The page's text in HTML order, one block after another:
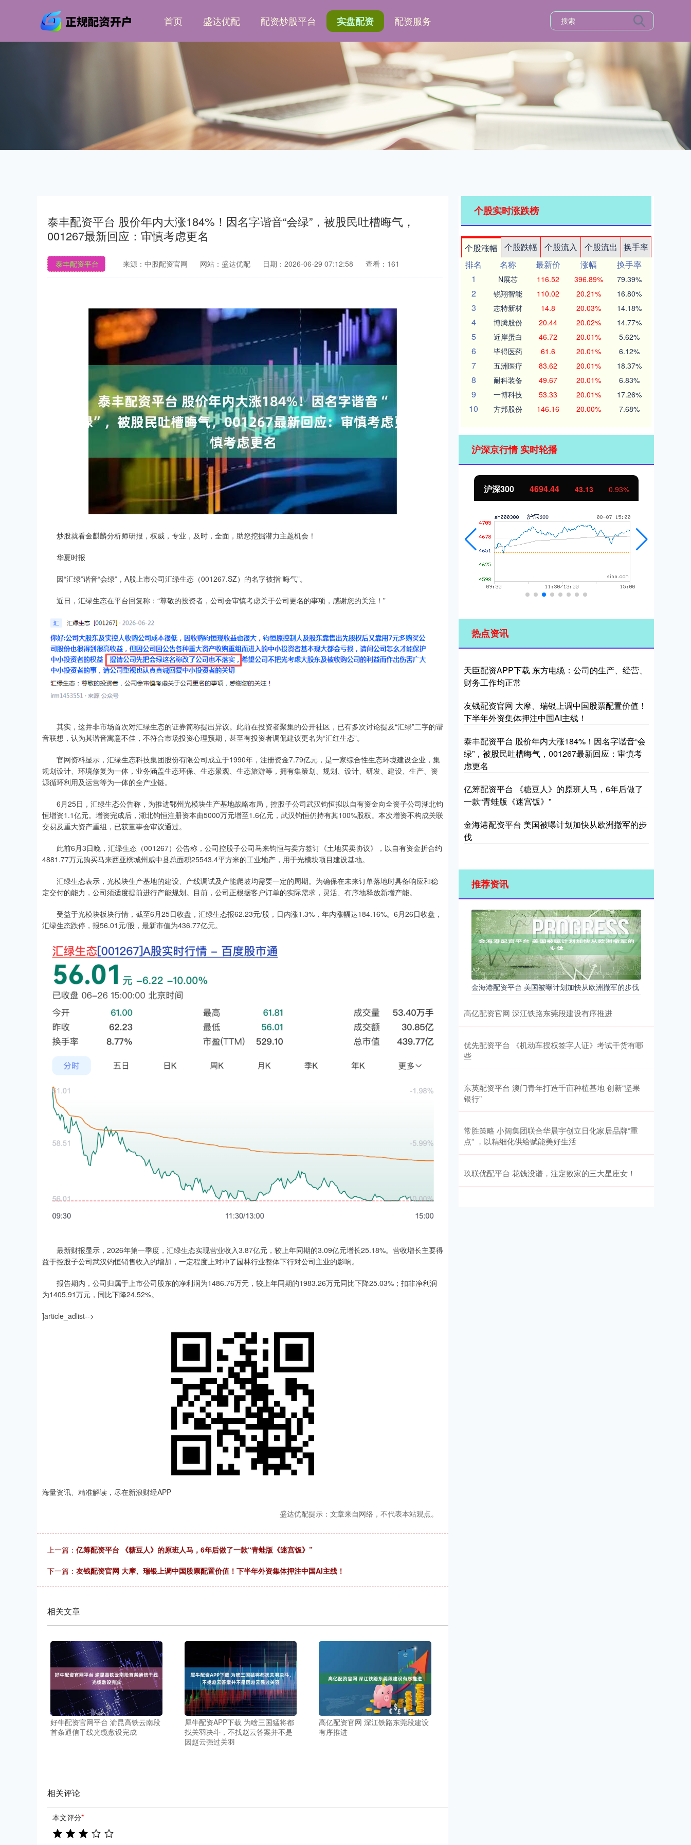
首页 盛达优配 配资炒股平台 实盘配资 配资服务
泰丰配资平台 股价年内大涨184%！因名字谐音“会绿”，被股民吐槽晦气，
001267最新回应：审慎考虑更名
泰丰配资平台 来源：中股配资官网 网站：盛达优配 日期：2026-06-29 07:12:58 查看：161
炒股就看金麒麟分析师研报，权威，专业，及时，全面，助您挖掘潜力主题机会！
华夏时报
因“汇绿”谐音“会绿”，A股上市公司汇绿生态（001267.SZ）的名字被指“晦气”。
近日，汇绿生态在平台回复称：“尊敬的投资者，公司会审慎考虑关于公司更名的事项，感谢您的关注！”
其实，这并非市场首次对汇绿生态的证券简称提出异议。此前在投资者聚集的公开社区，已有多次讨论提及“汇绿”二字的谐
音联想，认为其谐音寓意不佳，不符合市场投资心理预期，甚至有投资者调侃建议更名为“汇红生态”。
官网资料显示，汇绿生态科技集团股份有限公司成立于1990年，注册资金7.79亿元，是一家综合性生态环境建设企业，集
规划设计、环境修复为一体，业务涵盖生态环保、生态景观、生态旅游等，拥有集策划、规划、设计、研发、建设、生产、资
源循环利用及运营等为一体的全产业链。
6月25日，汇绿生态公告称，为推进鄂州光模块生产基地战略布局，控股子公司武汉钧恒拟以自有资金向全资子公司湖北钧
恒增资1.1亿元。增资完成后，湖北钧恒注册资本由5000万元增至1.6亿元，武汉钧恒仍持有其100%股权。本次增资不构成关联
交易及重大资产重组，已获董事会审议通过。
此前6月3日晚，汇绿生态（001267）公告称，公司控股子公司马来钧恒与卖方签订《土地买卖协议》，以自有资金折合约
4881.77万元购买马来西亚槟城州威中县总面积25543.4平方米的工业地产，用于光模块项目建设基地。
汇绿生态表示，光模块生产基地的建设、产线调试及产能爬坡均需要一定的周期。为确保在未来订单落地时具备响应和稳
定交付的能力，公司须适度提前进行产能规划。目前，公司正根据客户订单的实际需求，灵活、有序地释放新增产能。
受益于光模块板块行情，截至6月25日收盘，汇绿生态报62.23元/股，日内涨1.3%，年内涨幅达184.16%。6月26日收盘，
汇绿生态跌停，报56.01元/股，最新市值为436.77亿元。
最新财报显示，2026年第一季度，汇绿生态实现营业收入3.87亿元，较上年同期的3.09亿元增长25.18%。营收增长主要得
益于控股子公司武汉钧恒销售收入的增加，一定程度上对冲了园林行业整体下行对公司主业的影响。
报告期内，公司归属于上市公司股东的净利润为1486.76万元，较上年同期的1983.26万元同比下降25.03%；扣非净利润
为1405.91万元，同比下降24.52%。
]article_adlist-->
海量资讯、精准解读，尽在新浪财经APP
盛达优配提示：文章来自网络，不代表本站观点。
上一篇： 亿筹配资平台 《糖豆人》的原班人马，6年后做了一款“青蛙版《迷宫饭》”
下一篇： 友钱配资官网 大摩、瑞银上调中国股票配置价值！下半年外资集体押注中国AI主线！
相关文章
好牛配资官网平台 渝昆高铁云南段
首条通信干线光缆敷设完成
犀牛配资APP下载 为啥三国猛将都
找关羽决斗，不找赵云答案并不是
因赵云强过关羽
高亿配资官网 深江铁路东莞段建设
有序推进
相关评论
本文评分*
个股实时涨跌榜
个股涨幅 个股跌幅 个股流入 个股流出
换手率
排名
名称 最新价 涨幅
换手率
1
N展芯 116.52 396.89% 79.39%
2 锐翔智能 110.02 20.21% 16.80%
3 志特新材 14.8 20.03% 14.18%
4 博腾股份 20.44 20.02% 14.77%
5 近岸蛋白 46.72 20.01% 5.62%
6 毕得医药 61.6 20.01% 6.12%
7 五洲医疗 83.62 20.01% 18.37%
8 耐科装备 49.67 20.01% 6.83%
9 一博科技 53.33 20.01% 17.26%
10 方邦股份 146.16 20.00% 7.68%
沪深京行情 实时轮播
14311.01 200.89 1.42% 沪深300 4694.44 43.13 北证50 1134.24 11.37 1.01%
热点资讯
天臣配资APP下载 东方电缆：公司的生产、经营、
财务工作均正常
友钱配资官网 大摩、瑞银上调中国股票配置价值！
下半年外资集体押注中国AI主线！
泰丰配资平台 股价年内大涨184%！因名字谐音“会
绿”，被股民吐槽晦气，001267最新回应：审慎考
虑更名
亿筹配资平台 《糖豆人》的原班人马，6年后做了
一款“青蛙版《迷宫饭》”
金海港配资平台 美国被曝计划加快从欧洲撤军的步
伐
推荐资讯
金海港配资平台 美国被曝计划加快从欧洲撤军的步伐
高亿配资官网 深江铁路东莞段建设有序推进
优先配资平台 《机动车授权签字人证》考试干货有哪
些
东英配资平台 澳门青年打造千亩种植基地 创新“坚果
银行”
常胜策略 小阔集团联合华晨宇创立日化家居品牌“重
点” ，以精细化供给赋能美好生活
玖联优配平台 花钱没谱，注定败家的三大星座女！